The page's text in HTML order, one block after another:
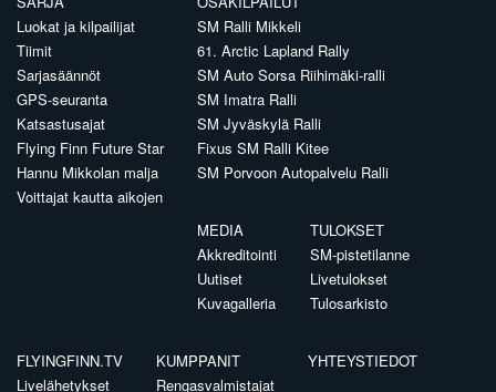
Luokat ja kilpailijat
Tiimit
Sarjasäännöt
GPS-seuranta
Katsastusajat
Flying Finn Future Star
Hannu Mikkolan malja
Voittajat kautta aikojen
SM Ralli Mikkeli
61. Arctic Lapland Rally
SM Auto Sorsa Riihimäki-ralli
SM Imatra Ralli
SM Jyväskylä Ralli
Fixus SM Ralli Kitee
SM Porvoon Autopalvelu Ralli
MEDIA
Akkreditointi
Uutiset
Kuvagalleria
TULOKSET
SM-pistetilanne
Livetulokset
Tulosarkisto
FLYINGFINN.TV
Livelähetykset
KUMPPANIT
Rengasvalmistajat
YHTEYSTIEDOT